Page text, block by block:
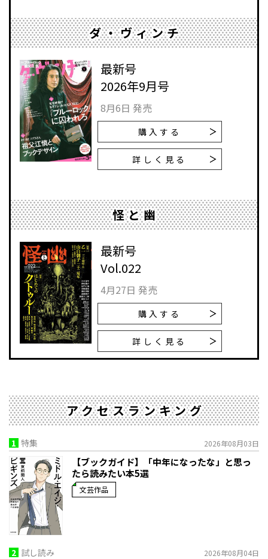
ダ・ヴィンチ
最新号
2026年9月号
8月6日 発売
購入する
詳しく見る
怪と幽
最新号
Vol.022
4月27日 発売
購入する
詳しく見る
アクセスランキング
1 特集 2026年08月03日
【ブックガイド】「中年になったな」と思っ
たら読みたい本5選
文芸作品
2 試し読み 2026年08月04日